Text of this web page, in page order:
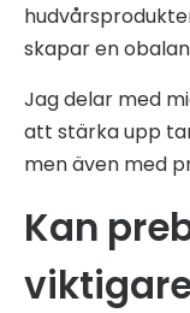
skapar en
Jag delar med
att stärka upp
men även med
Kan